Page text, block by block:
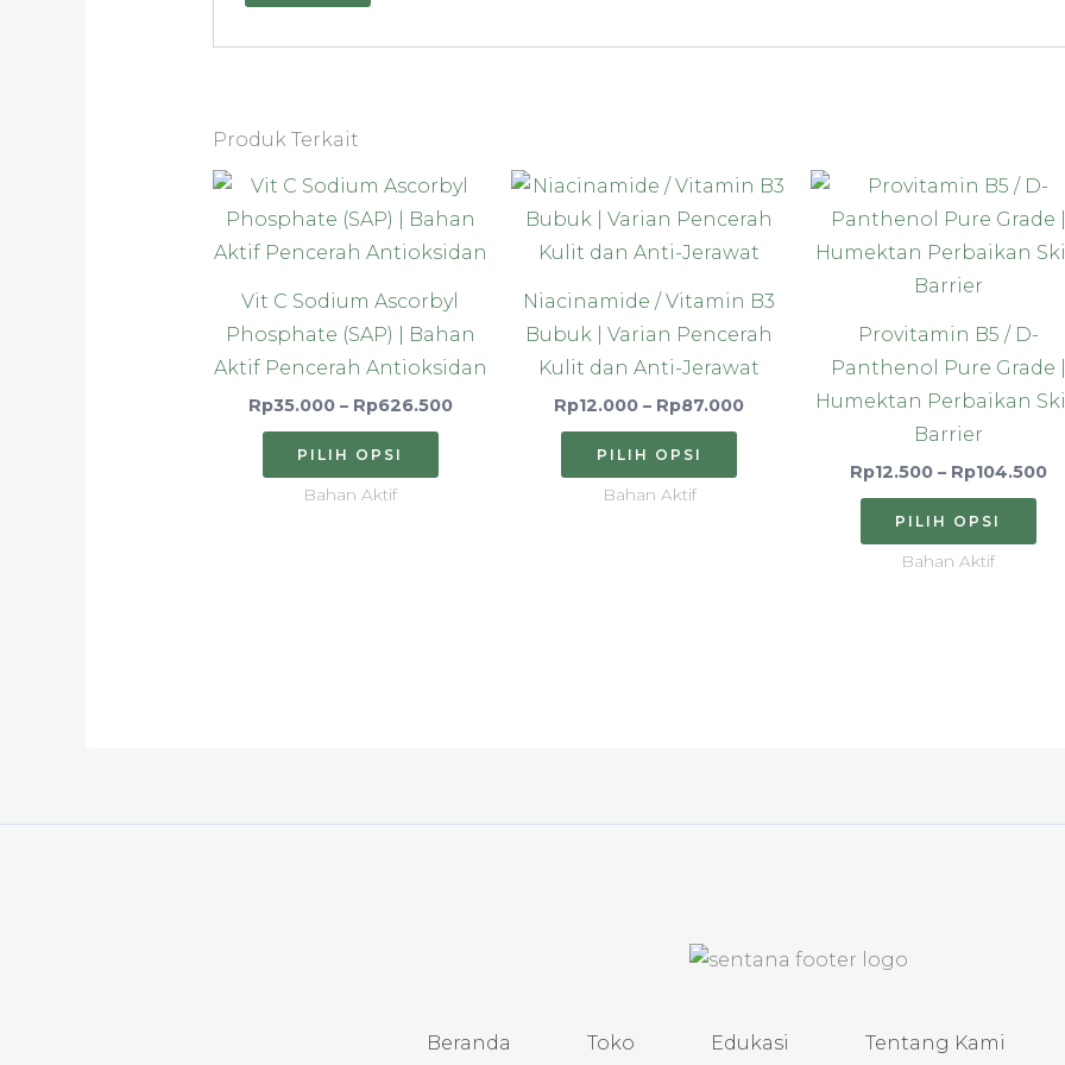
Produk Terkait
Vit C Sodium Ascorbyl
Phosphate (SAP) | Bahan
Aktif Pencerah Antioksidan
Rp35.000 – Rp626.500
Rentang
harga:
Rp35.000
hingga
Rp626.500
PILIH OPSI
Produk
ini
memiliki
varian.
dapat
di
Bahan Aktif
Niacinamide / Vitamin B3
Bubuk | Varian Pencerah
Kulit dan Anti-Jerawat
Rp12.000 – Rp87.000
Rentang
Rp12.000
hingga
Rp87.000
PILIH OPSI
Produk
ini
memiliki
dapat
di
Bahan Aktif
Provitamin B5 / D-
Panthenol Pure Grade |
Humektan Perbaikan
Barrier
Rp12.500 – Rp104.500
PILIH OPSI
ini
di
Bahan Aktif
Beranda Toko Edukasi Tentang Kami